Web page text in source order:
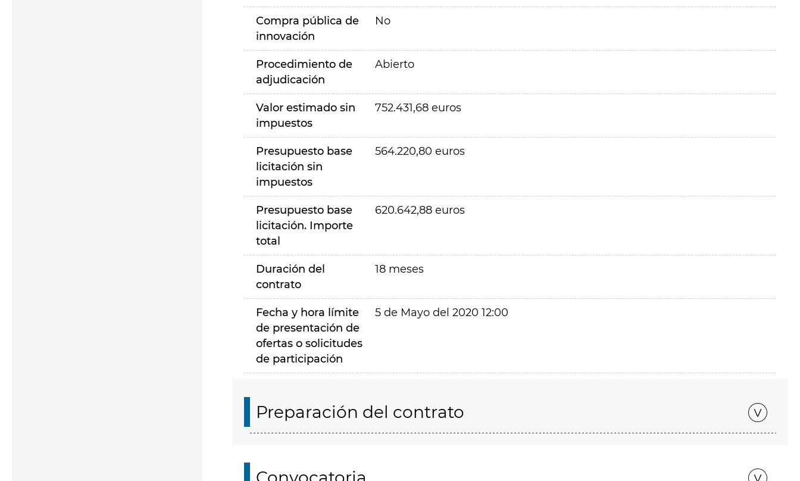
Compra pública de
innovación
No
Procedimiento de
adjudicación
Abierto
Valor estimado sin
impuestos
752.431,68 euros
Presupuesto base
licitación sin
impuestos
564.220,80 euros
Presupuesto base
licitación. Importe
total
620.642,88 euros
Duración del
contrato
18 meses
Fecha y hora límite
de presentación de
ofertas o solicitudes
de participación
5 de Mayo del 2020 12:00
Preparación del contrato